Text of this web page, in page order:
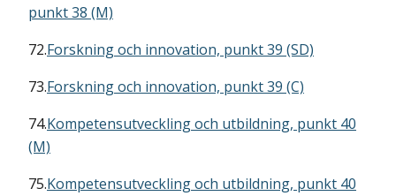
punkt 38 (M)
72.Forskning och innovation, punkt 39 (SD)
73.Forskning och innovation, punkt 39 (C)
74.Kompetensutveckling och utbildning, punkt 40
(M)
75.Kompetensutveckling och utbildning, punkt 40